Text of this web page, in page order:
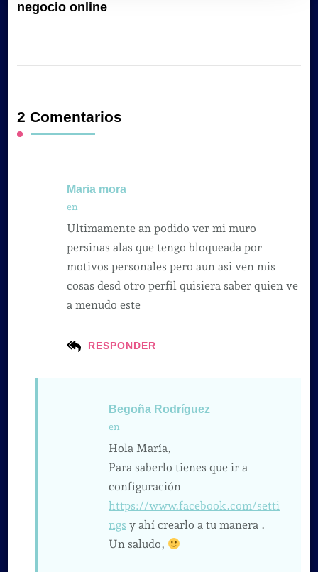
negocio online
2 Comentarios
Maria mora
en
RESPONDER
Ultimamente an podido ver mi muro
persinas alas que tengo bloqueada por
motivos personales pero aun asi ven mis
cosas desd otro perfil quisiera saber quien ve
a menudo este
Begoña Rodríguez
en
Hola María,
Para saberlo tienes que ir a
configuración
https://www.facebook.com/setti
ngs y ahí crearlo a tu manera .
Un saludo,